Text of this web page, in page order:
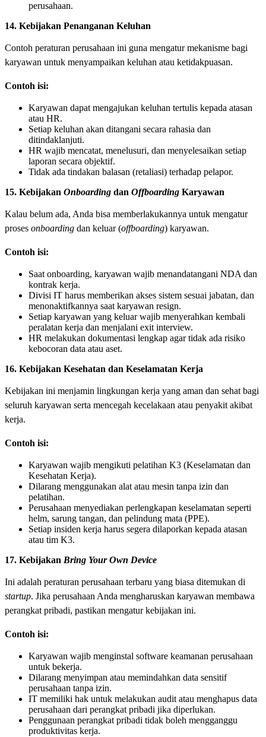
perusahaan.
14. Kebijakan Penanganan Keluhan
Contoh peraturan perusahaan ini guna mengatur mekanisme bagi
karyawan untuk menyampaikan keluhan atau ketidakpuasan.
Contoh isi:
Karyawan dapat mengajukan keluhan tertulis kepada atasan
atau HR.
Setiap keluhan akan ditangani secara rahasia dan
ditindaklanjuti.
HR wajib mencatat, menelusuri, dan menyelesaikan setiap
laporan secara objektif.
Tidak ada tindakan balasan (retaliasi) terhadap pelapor.
15. Kebijakan Onboarding dan Offboarding Karyawan
Kalau belum ada, Anda bisa memberlakukannya untuk mengatur
proses onboarding dan keluar (offboarding) karyawan.
Contoh isi:
Saat onboarding, karyawan wajib menandatangani NDA dan
kontrak kerja.
Divisi IT harus memberikan akses sistem sesuai jabatan, dan
menonaktifkannya saat karyawan resign.
Setiap karyawan yang keluar wajib menyerahkan kembali
peralatan kerja dan menjalani exit interview.
HR melakukan dokumentasi lengkap agar tidak ada risiko
kebocoran data atau aset.
16. Kebijakan Kesehatan dan Keselamatan Kerja
Kebijakan ini menjamin lingkungan kerja yang aman dan sehat bagi
seluruh karyawan serta mencegah kecelakaan atau penyakit akibat
kerja.
Contoh isi:
Karyawan wajib mengikuti pelatihan K3 (Keselamatan dan
Kesehatan Kerja).
Dilarang menggunakan alat atau mesin tanpa izin dan
pelatihan.
Perusahaan menyediakan perlengkapan keselamatan seperti
helm, sarung tangan, dan pelindung mata (PPE).
Setiap insiden kerja harus segera dilaporkan kepada atasan
atau tim K3.
17. Kebijakan Bring Your Own Device
Ini adalah peraturan perusahaan terbaru yang biasa ditemukan di
startup. Jika perusahaan Anda mengharuskan karyawan membawa
perangkat pribadi, pastikan mengatur kebijakan ini.
Contoh isi:
Karyawan wajib menginstal software keamanan perusahaan
untuk bekerja.
Dilarang menyimpan atau memindahkan data sensitif
perusahaan tanpa izin.
IT memiliki hak untuk melakukan audit atau menghapus data
perusahaan dari perangkat pribadi jika diperlukan.
Penggunaan perangkat pribadi tidak boleh mengganggu
produktivitas kerja.